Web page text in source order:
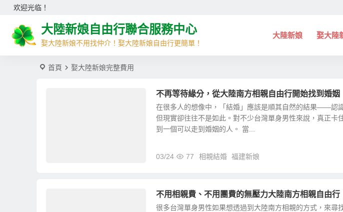
欢迎光临！
大陸新娘自由行聯合服務中心
娶大陸新娘不用找仲介！娶大陸新娘自由行更簡單！
大陸新娘 娶大陸
首頁 娶大陸新娘完整費用
不再等待緣分，從大陸南方相親自由行開始找到婚姻
在很多人的想像中，「結婚」應該是順其自然的結果——認
但現實卻往往不是如此。對不少台灣單身男性來說，真正卡
到一個可以走到婚姻的人。 當...
03/24 77 相親結婚 福建新娘
不用相親費、不用團費的無壓力大陸南方相親自由行
很多台灣單身男性如果想透過到大陸南方相親的方式，來尋